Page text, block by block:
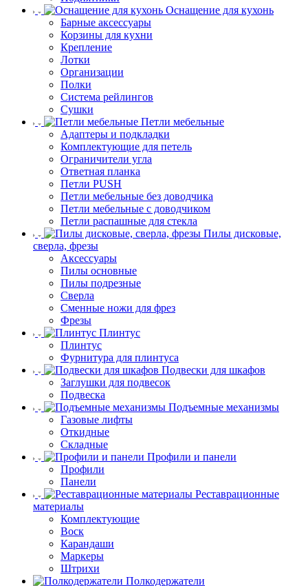
Оснащение для кухонь
Барные аксессуары
Корзины для кухни
Крепление
Лотки
Организации
Полки
Система рейлингов
Сушки
Петли мебельные
Адаптеры и подкладки
Комплектующие для петель
Ограничители угла
Ответная планка
Петли PUSH
Петли мебельные без доводчика
Петли мебельные с доводчиком
Петли распашные для стекла
Пилы дисковые,
сверла, фрезы
Аксессуары
Пилы основные
Пилы подрезные
Сверла
Сменные ножи для фрез
Фрезы
Плинтус
Плинтус
Фурнитура для плинтуса
Подвески для шкафов
Заглушки для подвесок
Подвеска
Подъемные механизмы
Газовые лифты
Откидные
Складные
Профили и панели
Профили
Панели
Реставрационные
материалы
Комплектующие
Воск
Карандаши
Маркеры
Штрихи
Полкодержатели